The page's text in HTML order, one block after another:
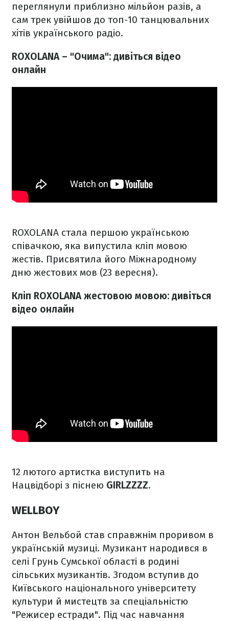
переглянули приблизно мільйон разів, а
сам трек увійшов до топ-10 танцювальних
хітів українського радіо.
ROXOLANA – "Очима": дивіться відео
онлайн
ROXOLANA стала першою українською
співачкою, яка випустила кліп мовою
жестів. Присвятила його Міжнародному
дню жестових мов (23 вересня).
Кліп ROXOLANA жестовою мовою: дивіться
відео онлайн
12 лютого артистка виступить на
Нацвідборі з піснею GIRLZZZZ.
WELLBOY
Антон Вельбой став справжнім проривом в
українській музиці. Музикант народився в
селі Грунь Сумської області в родині
сільських музикантів. Згодом вступив до
Київського національного університету
культури й мистецтв за спеціальністю
"Режисер естради". Під час навчання